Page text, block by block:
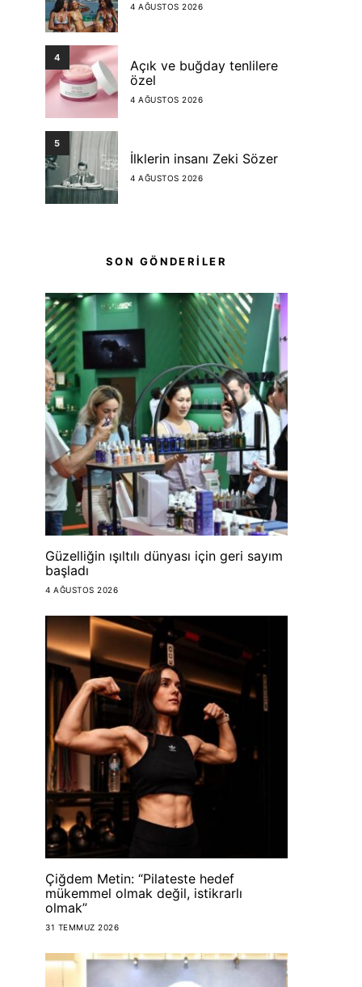
4 AĞUSTOS 2026
4
Açık ve buğday tenlilere
özel
4 AĞUSTOS 2026
5
İlklerin insanı Zeki Sözer
4 AĞUSTOS 2026
SON GÖNDERİLER
Güzelliğin ışıltılı dünyası için geri sayım
başladı
4 AĞUSTOS 2026
Çiğdem Metin: “Pilateste hedef
mükemmel olmak değil, istikrarlı
olmak”
31 TEMMUZ 2026